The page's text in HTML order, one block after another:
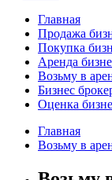
Главная
Продажа
Покупка
Аренда
Возьму в
Бизнес
Оценка
Главная
Возьму в